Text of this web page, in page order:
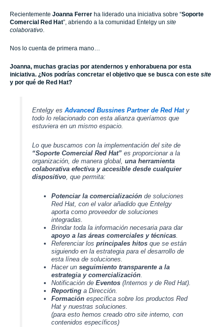
Recientemente Joanna Ferrer ha liderado una iniciativa sobre “Soporte
Comercial Red Hat”, abriendo a la comunidad Entelgy un site
colaborativo.
Nos lo cuenta de primera mano…
Joanna, muchas gracias por atendernos y enhorabuena por esta
iniciativa. ¿Nos podrías concretar el objetivo que se busca con este site
y por qué de Red Hat?
Entelgyes Advanced Bussines Partner de Red Hat y
todo lo relacionado con esta alianza queríamos que
estuviera en un mismo espacio.
Lo que buscamos con la implementación del site de
“Soporte Comercial Red Hat”es proporcionar a la
organización, de manera global, una herramienta
colaborativa efectiva y accesible desde cualquier
dispositivo, que permita:
Potenciar la comercialización de soluciones
Red Hat, con el valor añadido queEntelgy
aporta como proveedor de soluciones
integradas.
Brindar toda la información necesaria para dar
apoyo a las áreas comerciales y técnicas.
Referenciar losprincipales hitos que se están
siguiendo en la estrategia para el desarrollo de
esta línea de soluciones.
Hacer unseguimiento transparente a la
estrategia y comercialización.
Notificación deEventos (Internos y deRed Hat).
Reporting a Dirección.
Formación específica sobre los productos Red
Hat y nuestras soluciones.
(para esto hemos creado otro site interno, con
contenidos específicos)